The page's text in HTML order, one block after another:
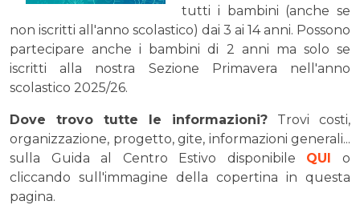
tutti i bambini (anche se
non iscritti all'anno scolastico) dai 3 ai 14 anni. Possono
partecipare anche i bambini di 2 anni ma solo se
iscritti alla nostra Sezione Primavera nell'anno
scolastico 2025/26.
Dove trovo tutte le informazioni? Trovi costi,
organizzazione, progetto, gite, informazioni generali...
sulla Guida al Centro Estivo disponibile QUI o
cliccando sull'immagine della copertina in questa
pagina.